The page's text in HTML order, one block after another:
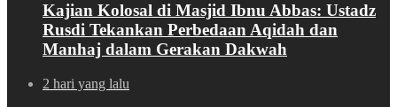
Kajian Kolosal di Masjid Ibnu Abbas: Ustadz
Rusdi Tekankan Perbedaan Aqidah dan
Manhaj dalam Gerakan Dakwah
2 hari yang lalu